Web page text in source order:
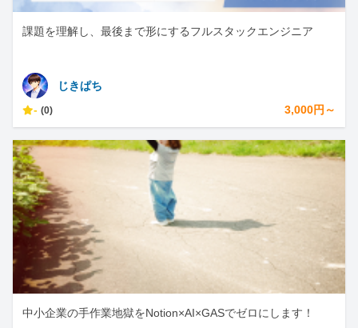
課題を理解し、最後まで形にするフルスタックエンジニア
じきぱち
- (0) 3,000円～
中小企業の手作業地獄をNotion×AI×GASでゼロにします！